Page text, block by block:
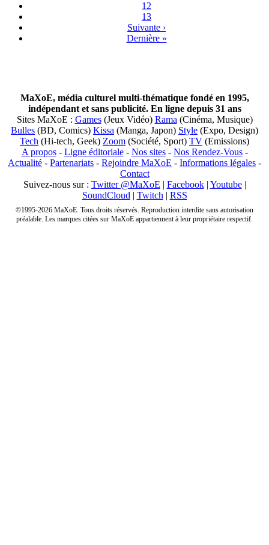
12
13
Suivante ›
Dernière »
MaXoE, média culturel multi-thématique fondé en 1995,
indépendant et sans publicité. En ligne depuis 31 ans
Sites MaXoE : Games(Jeux Vidéo) Rama (Cinéma, Musique)
Bulles (BD, Comics) Kissa (Manga, Japon) Style (Expo, Design)
Tech (Hi-tech, Geek) Zoom (Société, Sport) TV (Emissions)
A propos- Ligne éditoriale- Nos sites- Nos Rendez-Vous-
Actualité - Partenariats - Rejoindre MaXoE - Informations légales -
Contact
Suivez-nous sur : Twitter @MaXoE | Facebook| Youtube|
SoundCloud | Twitch | RSS
©1995-2026 MaXoE. Tous droits réservés. Reproduction interdite sans autorisation
préalable. Les marques citées sur MaXoE appartiennent à leur propriétaire respectif.